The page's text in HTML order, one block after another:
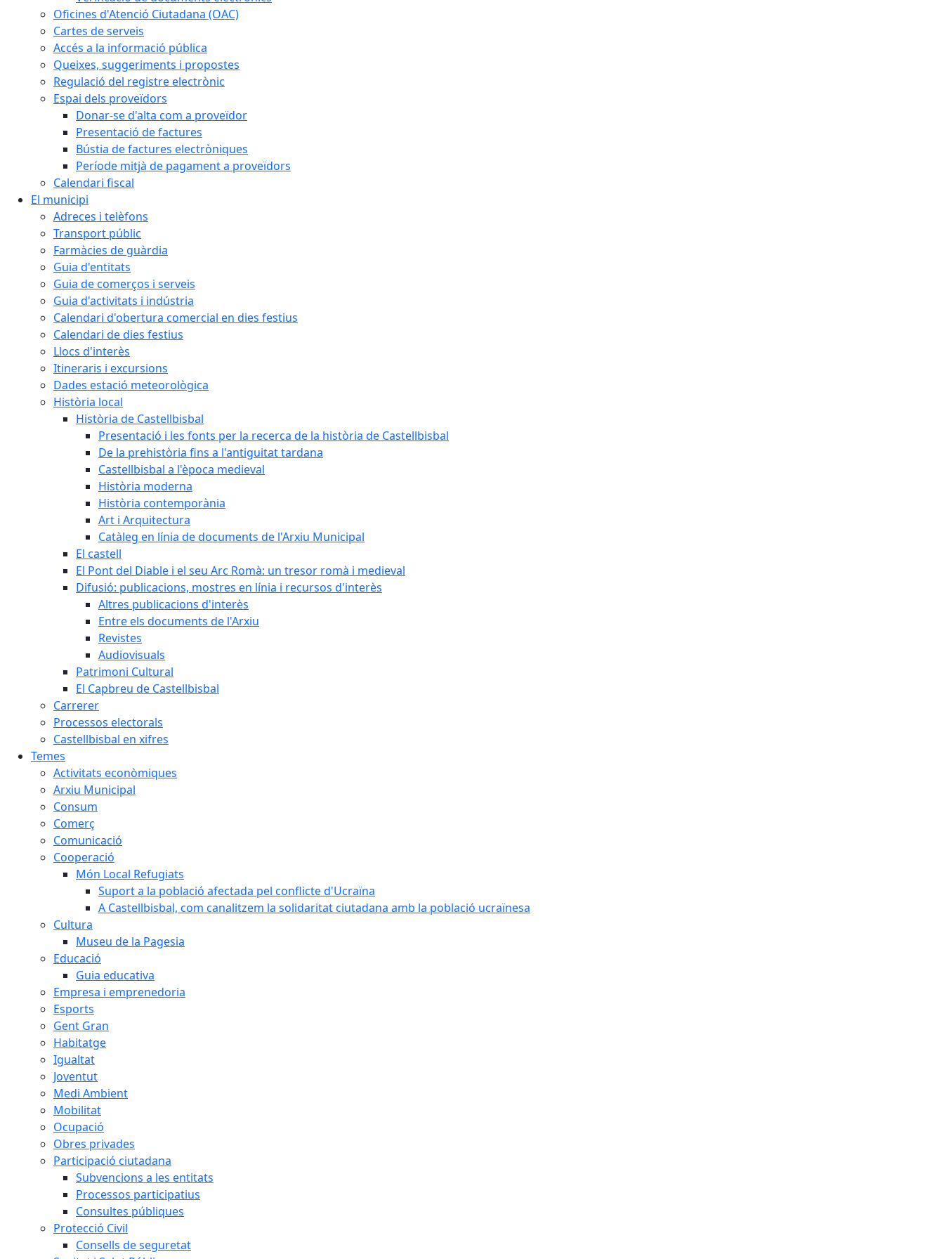
Oficines d'Atenció Ciutadana (OAC)
Cartes de serveis
Accés a la informació pública
Queixes, suggeriments i propostes
Regulació del registre electrònic
Espai dels proveïdors
Donar-se d'alta com a proveïdor
Presentació de factures
Bústia de factures electròniques
Període mitjà de pagament a proveïdors
Calendari fiscal
El municipi
Adreces i telèfons
Transport públic
Farmàcies de guàrdia
Guia d'entitats
Guia de comerços i serveis
Guia d'activitats i indústria
Calendari d'obertura comercial en dies festius
Calendari de dies festius
Llocs d'interès
Itineraris i excursions
Dades estació meteorològica
Història local
Història de Castellbisbal
Presentació i les fonts per la recerca de la història de Castellbisbal
De la prehistòria fins a l'antiguitat tardana
Castellbisbal a l'època medieval
Història moderna
Història contemporània
Art i Arquitectura
Catàleg en línia de documents de l'Arxiu Municipal
El castell
El Pont del Diable i el seu Arc Romà: un tresor romà i medieval
Difusió: publicacions, mostres en línia i recursos d'interès
Altres publicacions d'interès
Entre els documents de l'Arxiu
Revistes
Audiovisuals
Patrimoni Cultural
El Capbreu de Castellbisbal
Carrerer
Processos electorals
Castellbisbal en xifres
Temes
Activitats econòmiques
Arxiu Municipal
Consum
Comerç
Comunicació
Cooperació
Món Local Refugiats
Suport a la població afectada pel conflicte d'Ucraïna
A Castellbisbal, com canalitzem la solidaritat ciutadana amb la població ucraïnesa
Cultura
Museu de la Pagesia
Educació
Guia educativa
Empresa i emprenedoria
Esports
Gent Gran
Habitatge
Igualtat
Joventut
Medi Ambient
Mobilitat
Ocupació
Obres privades
Participació ciutadana
Subvencions a les entitats
Processos participatius
Consultes públiques
Protecció Civil
Consells de seguretat